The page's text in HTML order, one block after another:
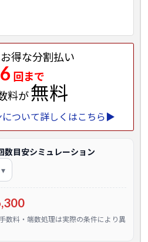
得な分割払い
回まで
料が無料
について詳しくはこちら▶
数目安シミュレーション
数料・端数処理は実際の条件により異